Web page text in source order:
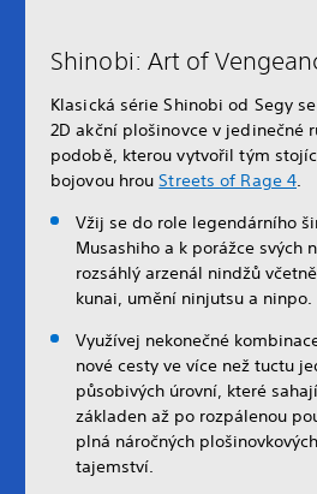
Shinobi: Art of
Klasická série Shinobi od Segy
2D akční plošinovce v jedinečné
podobě, kterou vytvořil tým
bojovou hrouStreets of Rage 4.
Vžij se do role legendárního
Musashiho a k porážce svých
rozsáhlý arzenál nindžů
kunai, umění ninjutsu a ninpo.
Využívej nekonečné
nové cesty ve více než tuctu
působivých úrovní, které
základen až po rozpálenou
plná náročných
tajemství.